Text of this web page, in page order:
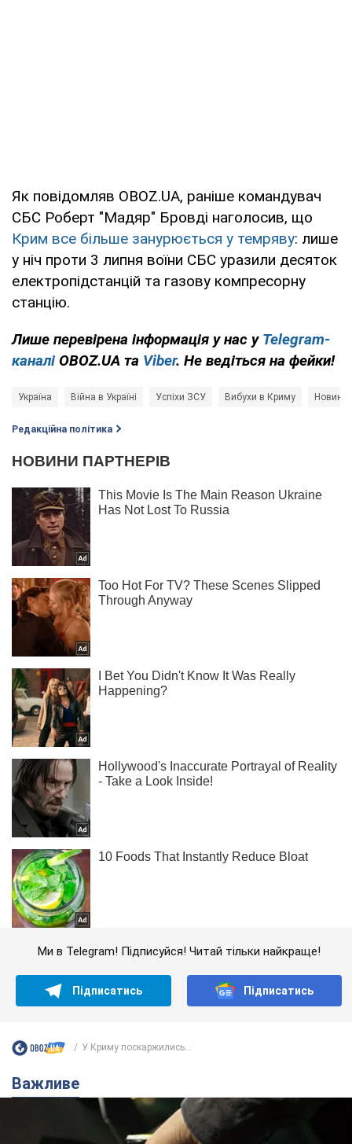
Як повідомляв OBOZ.UA, раніше командувач
СБС Роберт "Мадяр" Бровді наголосив, що
Крим все більше занурюється у темряву: лише
у ніч проти 3 липня воїни СБС уразили десяток
електропідстанцій та газову компресорну
станцію.
Лише перевірена інформація у нас у Telegram-
каналі OBOZ.UA та Viber. Не ведіться на фейки!
Україна Війна в Україні Успіхи ЗСУ Вибухи в Криму Новини
Редакційна політика
Ми в Telegram! Підписуйся! Читай тільки найкраще!
Підписатись Підписатись
У Криму поскаржились...
Важливе